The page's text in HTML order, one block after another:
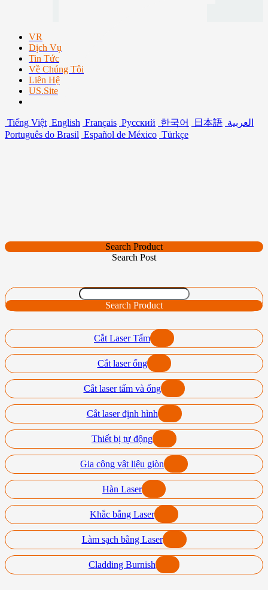
VR
Dịch Vụ
Tin Tức
Về Chúng Tôi
Liên Hệ
US.Site
Tiếng Việt English Français Русский 한국어 日本語 العربية
Português do Brasil Español de México Türkçe
Search Product
Search Post
Search Product
Cắt Laser Tấm
Cắt laser ống
Cắt laser tấm và ống
Cắt laser định hình
Thiết bị tự động
Gia công vật liệu giòn
Hàn Laser
Khắc bằng Laser
Làm sạch bằng Laser
Cladding Burnish